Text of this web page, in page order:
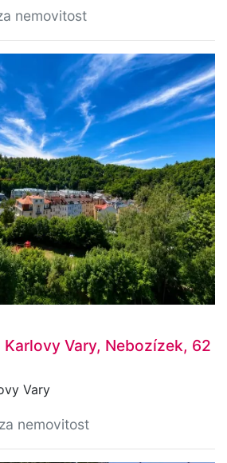
nemovitost
Karlovy Vary, Nebozízek, 62
Vary
nemovitost